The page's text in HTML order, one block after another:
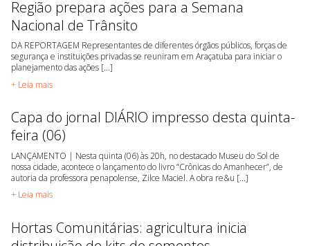
Região prepara ações para a Semana
Nacional de Trânsito
DA REPORTAGEM Representantes de diferentes órgãos públicos, forças de
segurança e instituições privadas se reuniram em Araçatuba para iniciar o
planejamento das ações [...]
+ Leia mais
Capa do jornal DIÁRIO impresso desta quinta-
feira (06)
LANÇAMENTO | Nesta quinta (06) às 20h, no destacado Museu do Sol de
nossa cidade, acontece o lançamento do livro “Crônicas do Amanhecer”, de
autoria da professora penapolense, Zilce Maciel. A obra re&u [...]
+ Leia mais
Hortas Comunitárias: agricultura inicia